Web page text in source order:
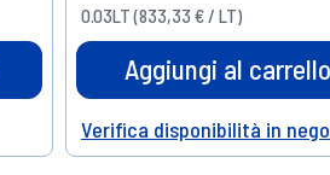
0.03LT (833,33 € / LT)
Aggiungi al
Help
Verifica disponibilità in